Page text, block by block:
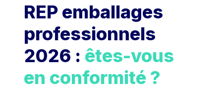
REP emballages
professionnels
2026 : êtes-vous
en conformité ?